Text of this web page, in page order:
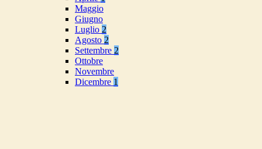
Maggio
Giugno
Luglio 2
Agosto 2
Settembre 2
Ottobre
Novembre
Dicembre 1